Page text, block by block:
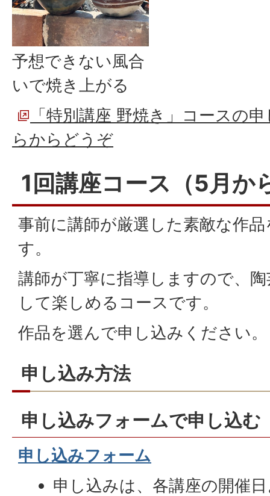
予想できない風合
いで焼き上がる
「特別講座 野焼き」コースの
らからどうぞ
1回講座コース（5月か
事前に講師が厳選した素敵な作
す。
講師が丁寧に指導しますので、
して楽しめるコースです。
作品を選んで申し込みください。
申し込み方法
申し込みフォームで申し込む
申し込みフォーム
申し込みは、各講座の開催